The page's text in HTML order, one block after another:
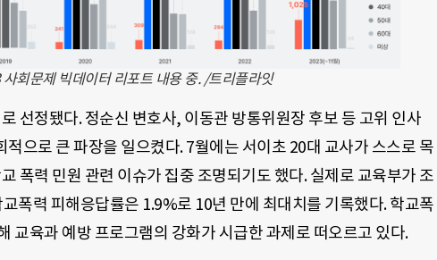
회문제 빅데이터 리포트 내용 중. /트리플라잇
선정됐다. 정순신 변호사, 이동관 방통위원장 후보 등 고위 인사
으로 큰 파장을 일으켰다. 7월에는 서이초 20대 교사가 스스로 목
폭력 민원 관련 이슈가 집중 조명되기도 했다. 실제로 교육부가 조
폭력 피해응답률은 1.9%로 10년 만에 최대치를 기록했다. 학교폭
교육과 예방 프로그램의 강화가 시급한 과제로 떠오르고 있다.